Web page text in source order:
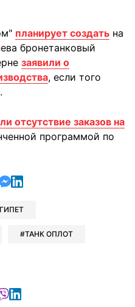
планирует создать на
бронетанковый
заявили о
, если того
отсутствие заказов на
программой по
Telegram
в Facebook
в Xв Viber
в Whatsapp
отправить в Messenger
отправить в LinkedIn
ТАНК ОПЛОТ
Telegram
в Facebook
в X в Google news
Читайте в Viber
Читайте в LinkedIn